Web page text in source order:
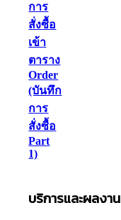
การ
สั่งซื้อ
เข้า
ตาราง
Order
(บันทึก
การ
สั่งซื้อ
Part
1)
บริการและผลงาน